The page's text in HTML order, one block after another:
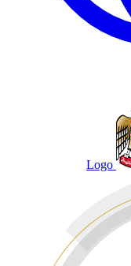
Logo